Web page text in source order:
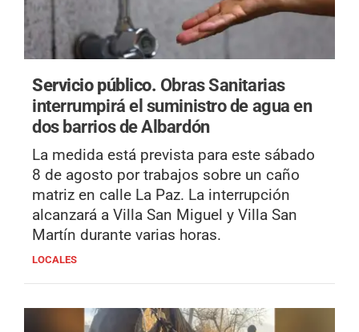
Servicio público. Obras Sanitarias
interrumpirá el suministro de agua en
dos barrios de Albardón
La medida está prevista para este sábado
8 de agosto por trabajos sobre un caño
matriz en calle La Paz. La interrupción
alcanzará a Villa San Miguel y Villa San
Martín durante varias horas.
LOCALES